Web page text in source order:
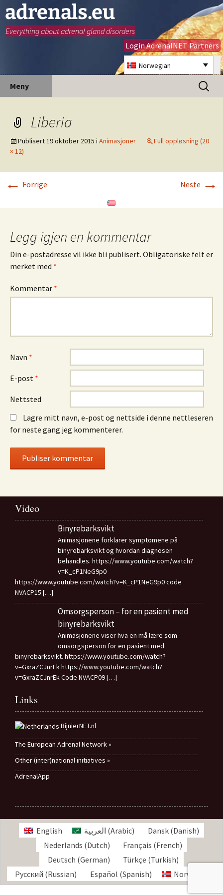
adrenals.eu
Everything about adrenal gland disorders
Login AdrenalNET Partners
Norwegian
Meny
Søk
etter:
Liberia
Publisert19 oktober 2015 i Animasjoner
Full oppløsning (20
× 12)
← Forrige Neste →
Legg igjen en kommentar
Din e-postadresse vil ikke bli publisert. Obligatoriske felt er
merket med *
Kommentar *
Navn *
E-post *
Nettsted
Lagre mitt navn, e-post og nettside i denne nettleseren
for neste gang jeg kommenterer.
Video
Binyrebarksvikt
Animasjonene forklarer symptomene på
binyrebarksvikt og hvordan diagnosen
behandles. https://www.youtube.com/watch?
v=K_cP1NeG9p0
https://www.youtube.com/watch?v=K_cP1NeG9p0 code
NVACP15 […]
Omsorgsperson – for en pasient med
binyrebarksvikt
Animasjonene viser hva en må lære som
omsorgsperson for en pasient med
binyrebarksvikt. https://www.youtube.com/watch?
v=GxraZCJnrEk https://www.youtube.com/watch?
v=GxraZCJnrEk Code NVACP09[…]
Links
BijnierNET.nl
The European Adrenal Network »
Other (inter)national initiatives »
AdrenalApp
English العربية (Arabic) Dansk(Danish)
Nederlands (Dutch) Français (French)
Deutsch (German) Türkçe (Turkish)
Русский (Russian) Español (Spanish) Norwegian